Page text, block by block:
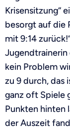
Krisensitzung“
besorgt auf die
mit 9:14
Jugendtrainerin
kein Problem
zu 9 durch, das
ganz oft Spiele
Punkten hinten
der Auszeit